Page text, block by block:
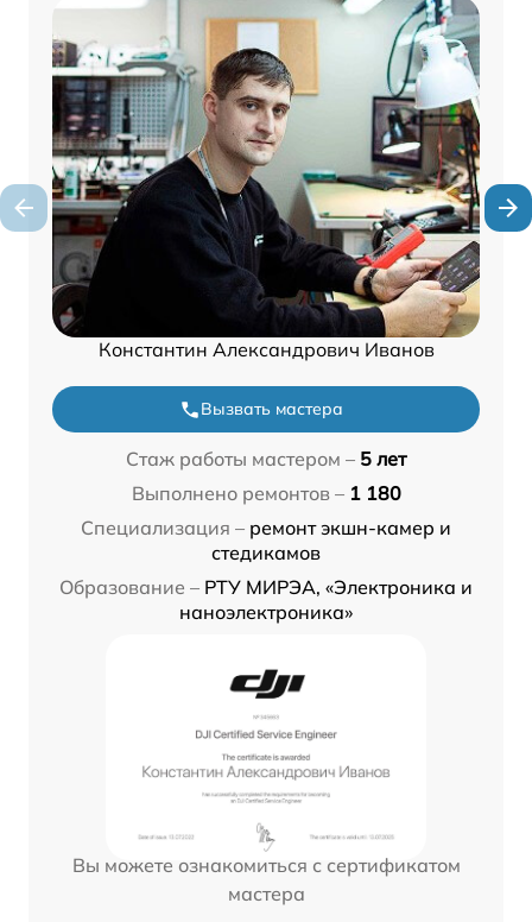
Константин Александрович Иванов
Вызвать мастера
Стаж работы мастером – 5 лет
Выполнено ремонтов – 1 180
Специализация – ремонт экшн-камер и
стедикамов
Образование – РТУ МИРЭА, «Электроника и
наноэлектроника»
Вы можете ознакомиться с сертификатом
мастера